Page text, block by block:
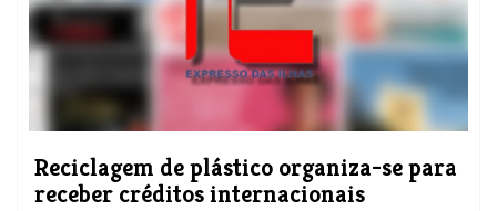
Reciclagem de plástico organiza-se para
receber créditos internacionais